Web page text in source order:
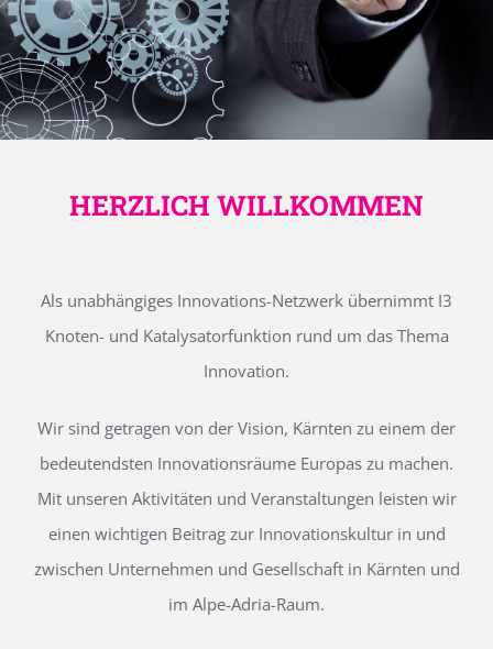
HERZLICH WILLKOMMEN
Als unabhängiges Innovations-Netzwerk übernimmt I3
Knoten- und Katalysatorfunktion rund um das Thema
Innovation.
Wir sind getragen von der Vision, Kärnten zu einem der
bedeutendsten Innovationsräume Europas zu machen.
Mit unseren Aktivitäten und Veranstaltungen leisten wir
einen wichtigen Beitrag zur Innovationskultur in und
zwischen Unternehmen und Gesellschaft in Kärnten und
im Alpe-Adria-Raum.